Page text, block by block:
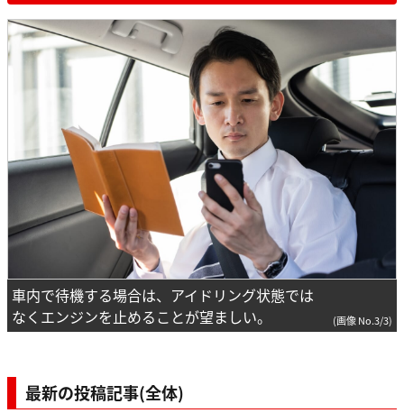
車内で待機する場合は、アイドリング状態では
なくエンジンを止めることが望ましい。
(画像 No.3/3)
最新の投稿記事(全体)